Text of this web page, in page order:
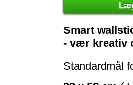
Smart
- vær kreativ
Standardmål